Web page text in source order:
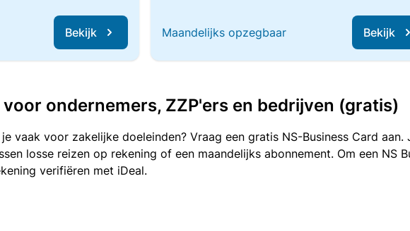
Bekijk Maandelijks opzegbaar Bekijk
voor ondernemers, ZZP'ers en bedrijven (gratis)
je vaak voor zakelijke doeleinden? Vraag een gratis NS-Business Card
losse reizen op rekening of een maandelijks abonnement. Om een NS
verifiëren met iDeal.